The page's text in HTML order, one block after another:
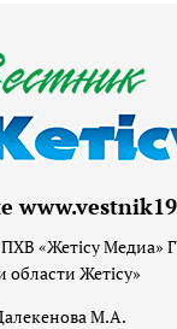
«Жетісу Медиа»
Жетісу»
М.А.